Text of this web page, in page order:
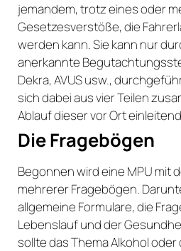
jemandem, trotz eines oder
Gesetzesverstöße, die
werden kann. Sie kann nur
anerkannte
Dekra, AVUS usw.,
sich dabei aus vier Teilen
Ablauf dieser vor Ort
Die Fragebögen
Begonnen wird eine MPU mit
mehrerer Fragebögen.
allgemeine Formulare, die
Lebenslauf und der
sollte das Thema Alkohol